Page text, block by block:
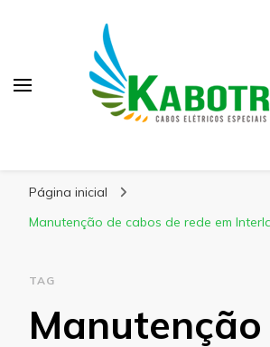
Página inicial
Manutenção de cabos de rede em
TAG
Manutenção